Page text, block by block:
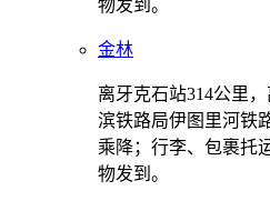
物发到。
金林
离牙克石站314公里
滨铁路局伊图里河铁
乘降；行李、包裹托
物发到。